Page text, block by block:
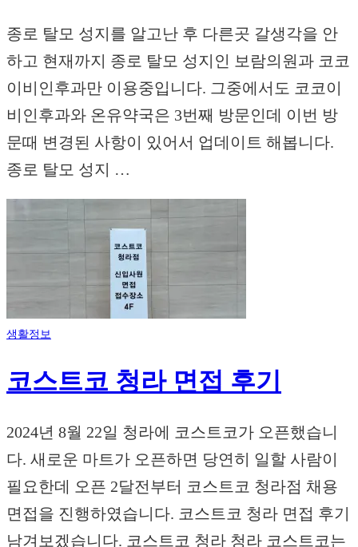
종로 탈모 성지를 알고난 후 다른곳 갈생각을 안
하고 현재까지 종로 탈모 성지인 보람의원과 코코
이비인후과만 이용중입니다. 그중에서도 코코이
비인후과와 온유약국은 3번째 방문인데 이번 방
문때 변경된 사항이 있어서 업데이트 해봅니다.
종로 탈모 성지 …
생활정보
코스트코 청라 면접 후기
2024년 8월 22일 청라에 코스트코가 오픈했습니
다. 새로운 마트가 오픈하면 당연히 일할 사람이
필요한데 오픈 2달전부터 코스트코 청라점 채용
면접을 진행하였습니다. 코스트코 청라 면접 후기
남겨보겠습니다. 코스트코 청라 청라 코스트코는